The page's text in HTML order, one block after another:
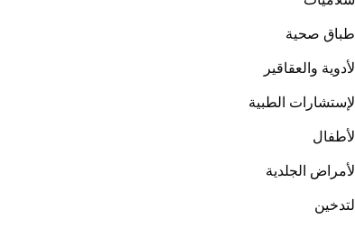
اطباق صحية
الأدوية والعقاقير
الإستشارات الطبية
الأطفال
الأمراض الجلدية
التدخين